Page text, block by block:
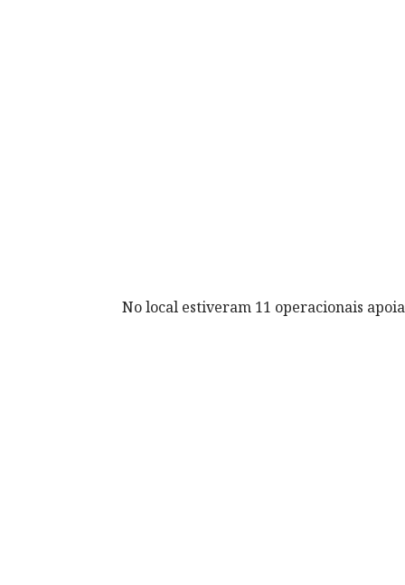
No local estiveram 11 operacionais